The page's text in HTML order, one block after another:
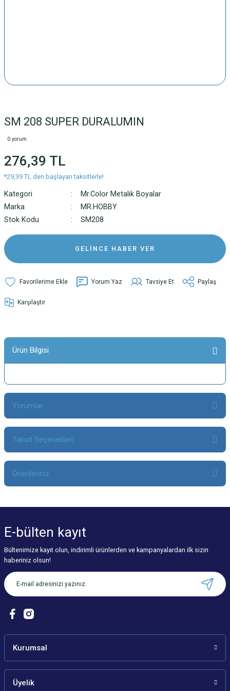
SM 208 SUPER DURALUMIN
0 yorum
276,39 TL
*29,39 TL den başlayan taksitlerle!
Kategori
Mr.Color Metalik Boyalar
Marka
MR.HOBBY
Stok Kodu
SM208
GELİNCE HABER VER
Yorum Yaz Tavsiye Et Paylaş
Karşılaştır
Ürün Bilgisi
Yorumlar
Bu ürüne ilk yorumu siz yapın!
Taksit Seçenekleri
Önerileriniz
Görüş ve önerileriniz için teşekkür ederiz.
Ürün resmi kalitesiz, bozuk veya görüntülenemiyor.
Ürün açıklamasında eksik bilgiler bulunuyor.
Ürün bilgilerinde hatalar bulunuyor.
Bu ürüne benzer farklı alternatifler olmalı.
E-bülten kayıt
Bültenimize kayıt olun, indirimli ürünlerden ve kampanyalardan ilk sizin
haberiniz olsun!
Kurumsal
Üyelik